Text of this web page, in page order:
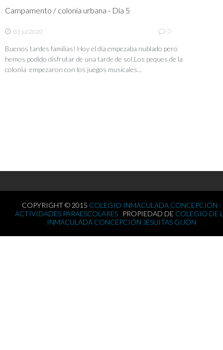
Campamento / colonia urbana - Día 5
03 jul 2020 0
Buenos tardes familias! Hoy el día empezaba nublado pero
hemos podido disfrutar de una tarde de sol.Los peques de la
colonia empezaron con los juegos musicales...
COPYRIGHT © 2015 COLEGIO INMACULADA CONCEPCIÓN -
ACTIVIDADES PARAESCOLARES . PROPIEDAD DE COLEGIO DE
INMACULADA CONCEPCIÓN JESUITAS GIJÓN